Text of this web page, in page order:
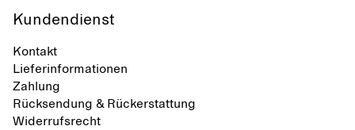
Kundendienst
Kontakt
Lieferinformationen
Zahlung
Rücksendung & Rückerstattung
Widerrufsrecht